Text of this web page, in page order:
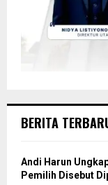
BERITA
Andi Harun
Pemilih Disebut